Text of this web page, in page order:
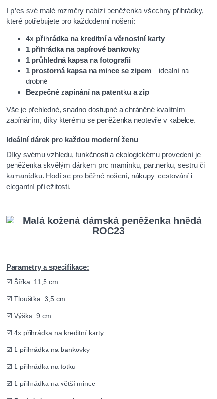
I přes své malé rozměry nabízí peněženka všechny přihrádky,
které potřebujete pro každodenní nošení:
4× přihrádka na kreditní a věrnostní karty
1 přihrádka na papírové bankovky
1 průhledná kapsa na fotografii
1 prostorná kapsa na mince se zipem – ideální na
drobné
Bezpečné zapínání na patentku a zip
Vše je přehledné, snadno dostupné a chráněné kvalitním
zapínáním, díky kterému se peněženka neotevře v kabelce.
Ideální dárek pro každou moderní ženu
Díky svému vzhledu, funkčnosti a ekologickému provedení je
peněženka skvělým dárkem pro maminku, partnerku, sestru či
kamarádku. Hodí se pro běžné nošení, nákupy, cestování i
elegantní příležitosti.
Parametry a specifikace:
☑️ Šířka: 11,5 cm
☑️ Tloušťka: 3,5 cm
☑️ Výška: 9 cm
☑️ 4x přihrádka na kreditní karty
☑️ 1 přihrádka na bankovky
☑️ 1 přihrádka na fotku
☑️ 1 přihrádka na větší mince